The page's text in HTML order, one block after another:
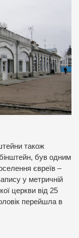
також
був одним
євреїв –
у метричній
церкви від 25
перейшла в